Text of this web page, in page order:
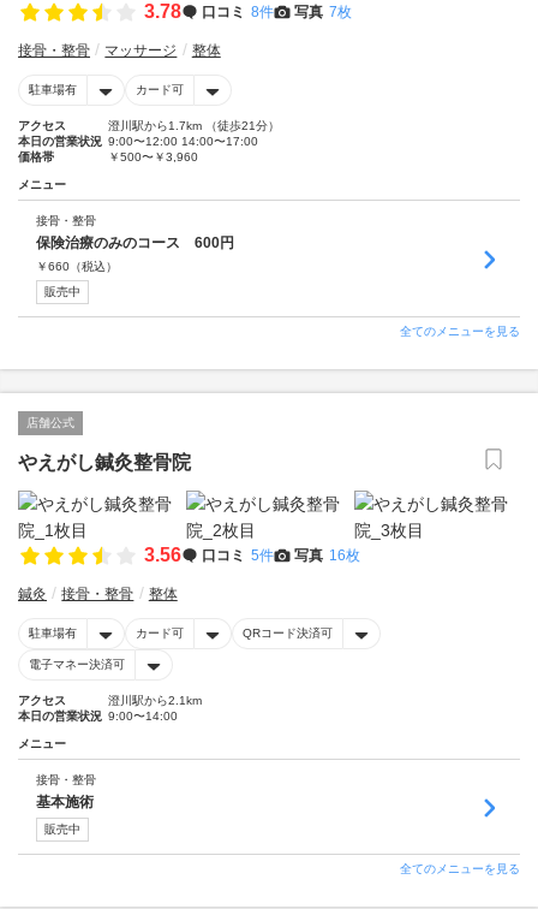
3.78 口コミ 8件 写真 7枚
接骨・整骨 マッサージ 整体
駐車場有 カード可
アクセス
澄川駅から1.7km （徒歩21分）
本日の営業状況 9:00〜12:00 14:00〜17:00
価格帯
￥500〜￥3,960
メニュー
接骨・整骨
保険治療のみのコース 600円
￥660 （税込）
販売中
全てのメニューを見る
店舗公式
やえがし鍼灸整骨院
3.56 口コミ 5件 写真 16枚
鍼灸 接骨・整骨 整体
駐車場有 カード可 QRコード決済可
電子マネー決済可
アクセス
澄川駅から2.1km
本日の営業状況 9:00〜14:00
メニュー
接骨・整骨
基本施術
販売中
全てのメニューを見る